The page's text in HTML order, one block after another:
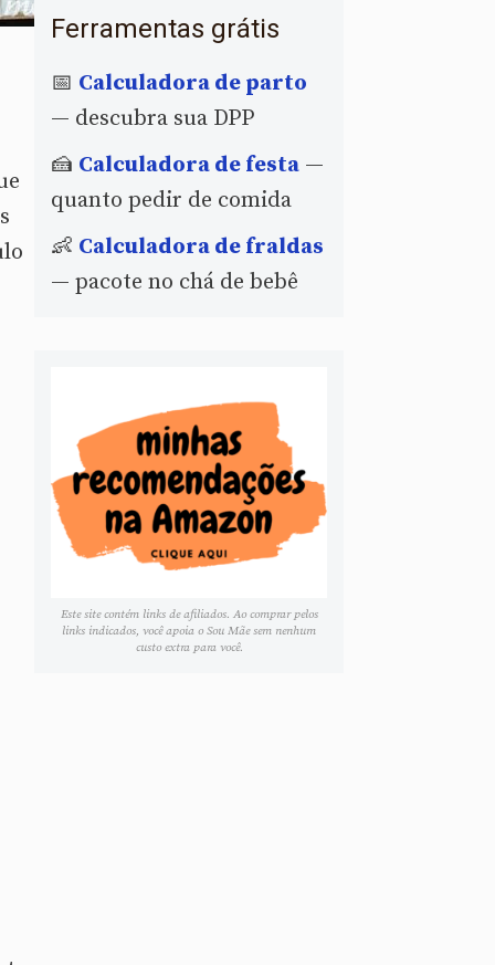
Ferramentas grátis
📅 Calculadora de parto
— descubra sua DPP
🍰 Calculadora de festa —
quanto pedir de comida
👶 Calculadora de fraldas
— pacote no chá de bebê
Este site contém links de afiliados. Ao comprar pelos
links indicados, você apoia o Sou Mãe sem nenhum
custo extra para você.